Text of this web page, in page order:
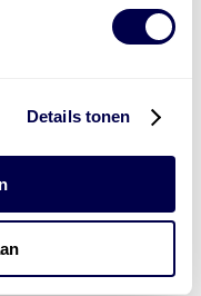
Details tonen